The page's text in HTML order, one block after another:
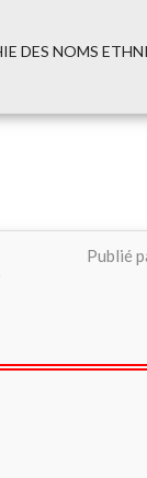
DES NOMS
Publié